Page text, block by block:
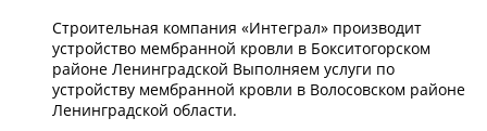
Строительная компания «Интеграл» производит
устройство мембранной кровли в Бокситогорском
районе Ленинградской Выполняем услуги по
устройству мембранной кровли в Волосовском районе
Ленинградской области.